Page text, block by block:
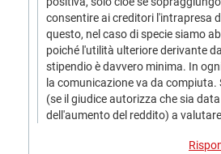
consentire ai creditori l'intrapresa
questo, nel caso di specie siamo
poiché l'utilità ulteriore derivante
stipendio è davvero minima. In
la comunicazione va da
(se il giudice autorizza che sia
dell'aumento del reddito) a